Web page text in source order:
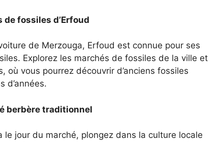
fossiles d’Erfoud
de Merzouga, Erfoud est connue pour ses
Explorez les marchés de fossiles de la ville et
où vous pourrez découvrir d’anciens fossiles
d’années.
berbère traditionnel
le jour du marché, plongez dans la culture locale